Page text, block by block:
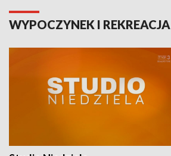
WYPOCZYNEK I REKREACJA